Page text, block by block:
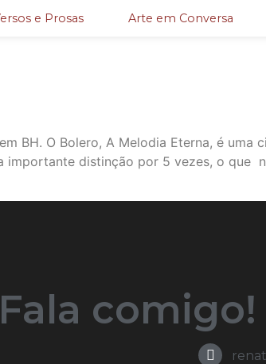
e Prosas Arte em Conversa
BH. O Bolero, A Melodia Eterna, é
importante distinção por 5 vezes, o que
Fala comigo!